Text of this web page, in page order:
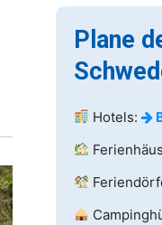
Plane
Hotels: